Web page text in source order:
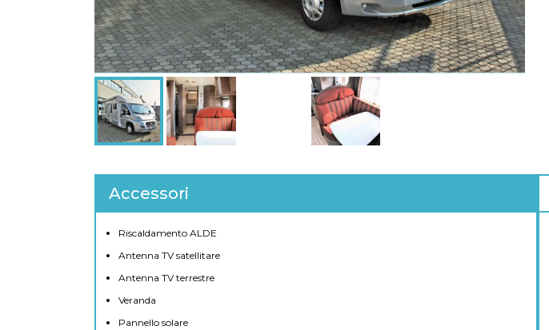
Accessori
Riscaldamento ALDE
Antenna TV satellitare
Antenna TV terrestre
Veranda
Pannello solare